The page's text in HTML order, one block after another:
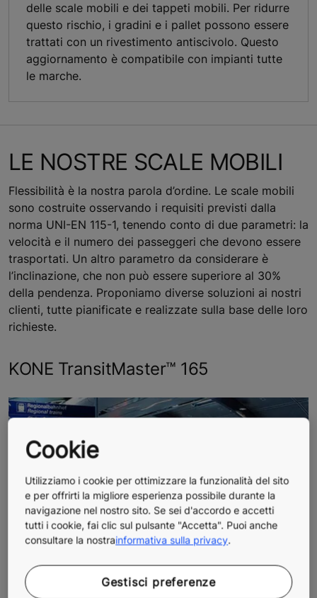
delle scale mobili e dei tappeti mobili. Per ridurre
questo rischio, i gradini e i pallet possono essere
trattati con un rivestimento antiscivolo. Questo
aggiornamento è compatibile con impianti tutte
le marche.
LE NOSTRE SCALE MOBILI
Flessibilità è la nostra parola d’ordine. Le scale mobili
sono costruite osservando i requisiti previsti dalla
norma UNI-EN 115-1, tenendo conto di due parametri: la
velocità e il numero dei passeggeri che devono essere
trasportati. Un altro parametro da considerare è
l’inclinazione, che non può essere superiore al 30%
della pendenza. Proponiamo diverse soluzioni ai nostri
clienti, tutte pianificate e realizzate sulla base delle loro
richieste.
KONE TransitMaster™ 165
KONE TransitMaster™ 165 trova largo impiego nel
settore del trasporto pubblico. È una soluzione che può
Cookie
Utilizziamo i cookie per ottimizzare la funzionalità del sito
e per offrirti la migliore esperienza possibile durante la
navigazione nel nostro sito. Se sei d'accordo e accetti
tutti i cookie, fai clic sul pulsante "Accetta". Puoi anche
consultare la nostrainformativa sulla privacy.
Gestisci preferenze